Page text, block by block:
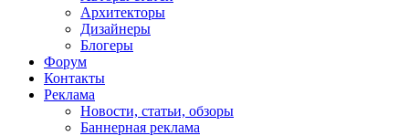
Архитекторы
Дизайнеры
Блогеры
Форум
Контакты
Реклама
Новости, статьи, обзоры
Баннерная реклама